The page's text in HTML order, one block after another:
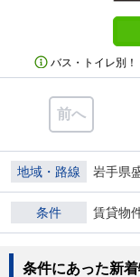
バス・トイレ別！
前へ
地域・路線 岩手県
条件 賃貸物
条件にあった新